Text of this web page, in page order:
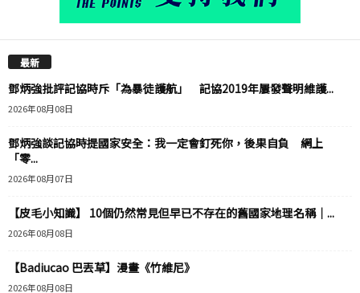
最新
鄧炳強批評記協時斥「為暴徒護航」 記協2019年屢發聲明維護...
2026年08月08日
鄧炳強談記協時提國家安全：我一定會釘死你，後果自負 網上
「零...
2026年08月07日
【皮毛小知識】 10個仍然常見但早已不存在的舊國家地理名稱｜...
2026年08月08日
【Badiucao 巴丟草】漫畫《竹維尼》
2026年08月08日